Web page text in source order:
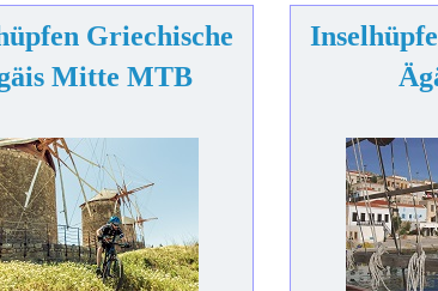
Griechische
Mitte MTB